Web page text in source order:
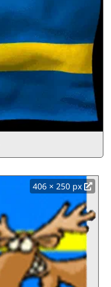
406 × 250 px